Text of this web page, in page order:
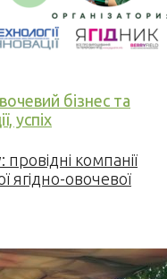
бізнес та
успіх
компанії
ягідно-овочевої